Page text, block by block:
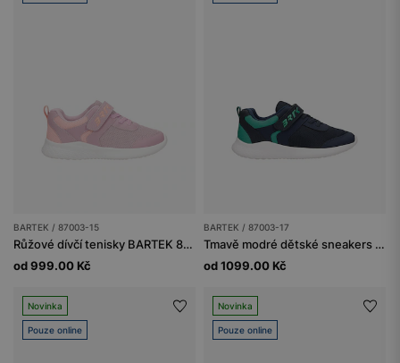
BARTEK / 87003-15
Růžové dívčí tenisky BARTEK 87003-15
od 999.00 Kč
BARTEK / 87003-17
Tmavě modré dětské sneakers se zelenými vsadkami BARTEK 87003-17
od 1099.00 Kč
Novinka
Pouze online
Novinka
Pouze online